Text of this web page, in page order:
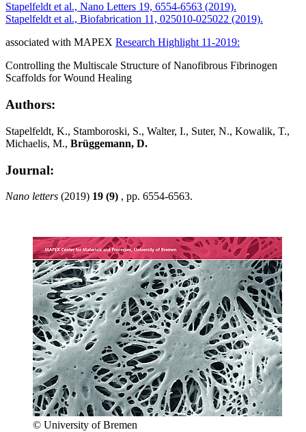
Stapelfeldt et al., Nano Letters 19, 6554-6563 (2019).
Stapelfeldt et al., Biofabrication 11, 025010-025022 (2019).
associated with MAPEX Research Highlight 11-2019:
Controlling the Multiscale Structure of Nanofibrous Fibrinogen
Scaffolds for Wound Healing
Authors:
Stapelfeldt, K., Stamboroski, S., Walter, I., Suter, N., Kowalik, T.,
Michaelis, M., Brüggemann, D.
Journal:
Nano letters (2019) 19 (9) , pp. 6554-6563.
© University of Bremen